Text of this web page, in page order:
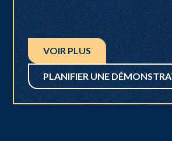
VOIR PLUS
PLANIFIER UNE